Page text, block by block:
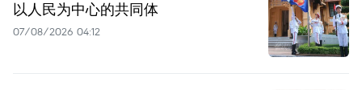
以人民为中心的共同体
07/08/2026 04:12